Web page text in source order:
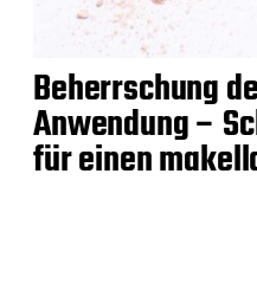
Beherrschung
Anwendung –
für einen